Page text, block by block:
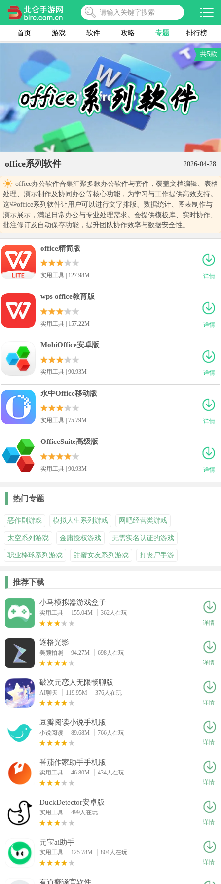
首页 游戏 软件 攻略 专题 排行榜
共5款
office系列软件 2026-04-28
office办公软件合集汇聚多款办公软件与套件，覆盖文档编辑、表格
处理、演示制作及协同办公等核心功能，为学习与工作提供高效支持。
这些office系列软件让用户可以进行文字排版、数据统计、图表制作与
演示展示，满足日常办公与专业处理需求。会提供模板库、实时协作、
批注修订及自动保存功能，提升团队协作效率与数据安全性。
详情
office精简版
实用工具 | 127.98M
详情
wps office教育版
实用工具 | 157.22M
详情
MobiOffice安卓版
实用工具 | 90.93M
详情
永中Office移动版
实用工具 | 75.79M
详情
OfficeSuite高级版
实用工具 | 90.93M
热门专题
恶作剧游戏 模拟人生系列游戏 网吧经营类游戏
太空系列游戏 金庸授权游戏 无需实名认证的游戏
职业棒球系列游戏 甜蜜女友系列游戏 打丧尸手游
推荐下载
小马模拟器游戏盒子
实用工具 155.04M
362人在玩
详情
逐格光影
美颜拍照 94.27M
698人在玩
详情
破次元恋人无限畅聊版
AI聊天 119.95M
376人在玩
详情
豆瓣阅读小说手机版
小说阅读 89.68M
766人在玩
详情
番茄作家助手手机版
实用工具 46.80M
434人在玩
详情
DuckDetector安卓版
实用工具
499人在玩
详情
元宝ai助手
实用工具 125.78M
804人在玩
详情
有道翻译官软件